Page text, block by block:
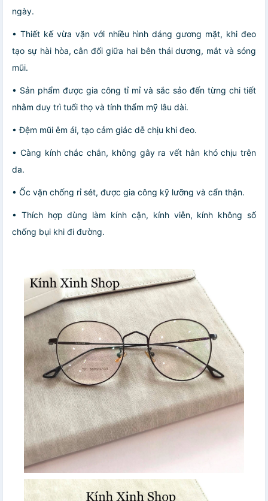
ngày.
• Thiết kế vừa vặn với nhiều hình dáng gương mặt, khi đeo
tạo sự hài hòa, cân đối giữa hai bên thái dương, mắt và sóng
mũi.
• Sản phẩm được gia công tỉ mỉ và sắc sảo đến từng chi tiết
nhằm duy trì tuổi thọ và tính thẩm mỹ lâu dài.
• Đệm mũi êm ái, tạo cảm giác dễ chịu khi đeo.
• Càng kính chắc chắn, không gây ra vết hằn khó chịu trên
da.
• Ốc vặn chống rỉ sét, được gia công kỹ lưỡng và cẩn thận.
• Thích hợp dùng làm kính cận, kính viễn, kính không số
chống bụi khi đi đường.